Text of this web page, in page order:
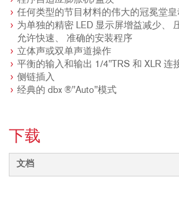
任何类型的节目材料的伟大的冠冕堂皇
为单独的精密 LED 显示屏增益减少、
允许快速、 准确的安装程序
立体声或双单声道操作
平衡的输入和输出 1/4"TRS 和 XLR 连
侧链插入
经典的 dbx ®"Auto"模式
下载
文档